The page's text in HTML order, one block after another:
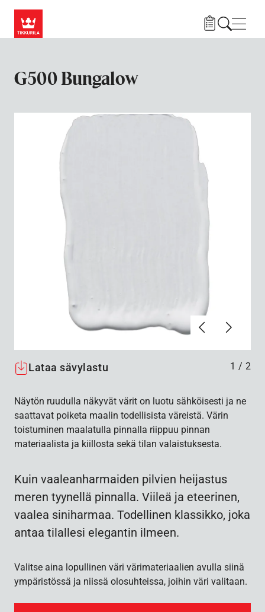
G500 Bungalow
Edellinen
Lataa sävylastu 1 / 2
Näytön ruudulla näkyvät värit on luotu sähköisesti ja ne
saattavat poiketa maalin todellisista väreistä. Värin
toistuminen maalatulla pinnalla riippuu pinnan
materiaalista ja kiillosta sekä tilan valaistuksesta.
Kuin vaaleanharmaiden pilvien heijastus
meren tyynellä pinnalla. Viileä ja eteerinen,
vaalea siniharmaa. Todellinen klassikko, joka
antaa tilallesi elegantin ilmeen.
Valitse aina lopullinen väri värimateriaalien avulla siinä
ympäristössä ja niissä olosuhteissa, joihin väri valitaan.